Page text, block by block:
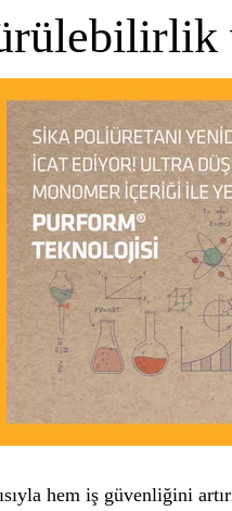
hem iş güvenliğini